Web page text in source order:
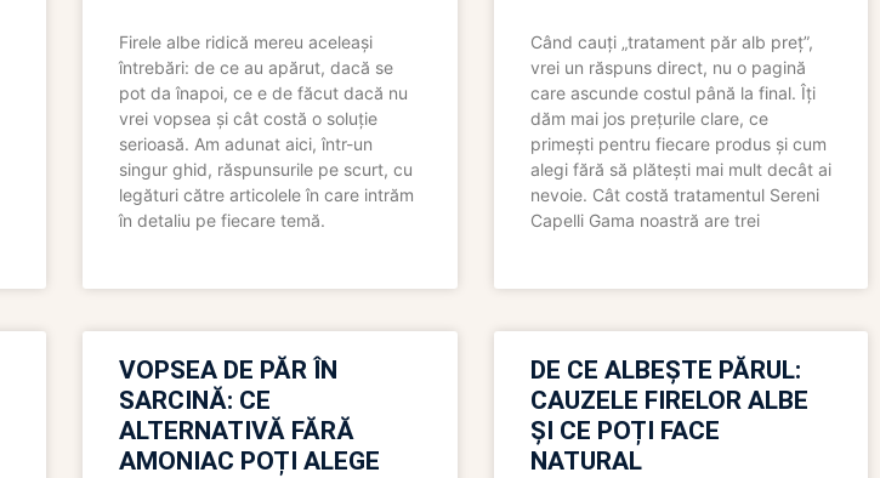
Firele albe ridică mereu aceleași
întrebări: de ce au apărut, dacă se
pot da înapoi, ce e de făcut dacă nu
vrei vopsea și cât costă o soluție
serioasă. Am adunat aici, într-un
singur ghid, răspunsurile pe scurt, cu
legături către articolele în care intrăm
în detaliu pe fiecare temă.
Când cauți „tratament păr alb preț”,
vrei un răspuns direct, nu o pagină
care ascunde costul până la final. Îți
dăm mai jos prețurile clare, ce
primești pentru fiecare produs și cum
alegi fără să plătești mai mult decât ai
nevoie. Cât costă tratamentul Sereni
Capelli Gama noastră are trei
VOPSEA DE PĂR ÎN
SARCINĂ: CE
ALTERNATIVĂ FĂRĂ
AMONIAC POȚI ALEGE
DE CE ALBEȘTE PĂRUL:
CAUZELE FIRELOR ALBE
ȘI CE POȚI FACE
NATURAL